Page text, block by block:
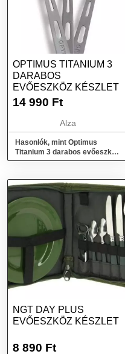
OPTIMUS TITANIUM 3
DARABOS
EVŐESZKÖZ KÉSZLET
14 990 Ft
Alza
Hasonlók, mint Optimus
Titanium 3 darabos evőeszköz
készlet
NGT DAY PLUS
EVŐESZKÖZ KÉSZLET
8 890 Ft